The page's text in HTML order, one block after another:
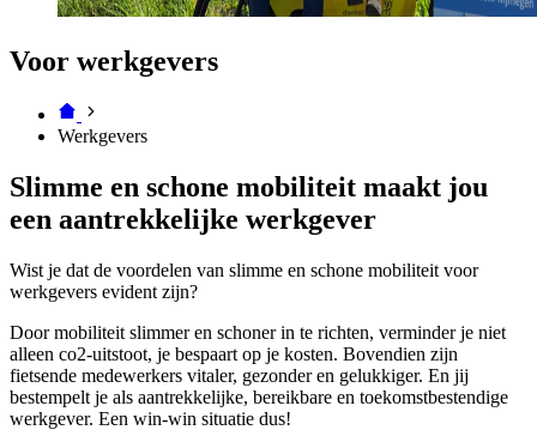
Voor werkgevers
Werkgevers
Slimme en schone mobiliteit maakt jou
een aantrekkelijke werkgever
Wist je dat de voordelen van slimme en schone mobiliteit voor
werkgevers evident zijn?
Door mobiliteit slimmer en schoner in te richten, verminder je niet
alleen co2-uitstoot, je bespaart op je kosten. Bovendien zijn
fietsende medewerkers vitaler, gezonder en gelukkiger. En jij
bestempelt je als aantrekkelijke, bereikbare en toekomstbestendige
werkgever. Een win-win situatie dus!